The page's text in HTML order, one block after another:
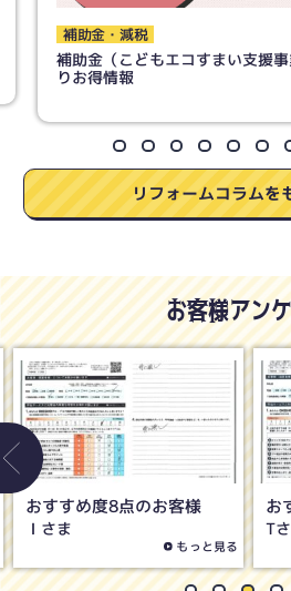
トイレ
トイレリフォームで失敗しない
までご紹介！
リフォームコラムを
お客様アン
おすすめ度8点のお客様
Oさま
もっと見る
お
H